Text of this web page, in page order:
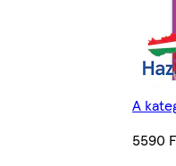
A
5590